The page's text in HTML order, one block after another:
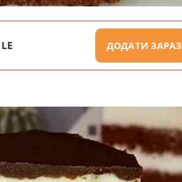
ДОДАТИ ЗАРАЗ